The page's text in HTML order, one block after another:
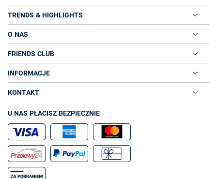
TRENDS & HIGHLIGHTS
O NAS
FRIENDS CLUB
INFORMACJE
KONTAKT
U NAS PŁACISZ BEZPIECZNIE